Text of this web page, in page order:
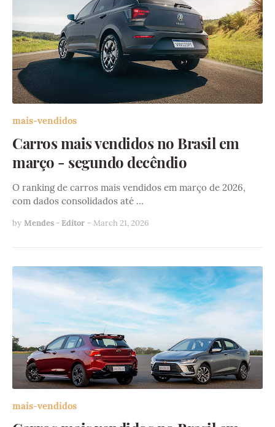
mais-vendidos
Carros mais vendidos no Brasil em
março - segundo decêndio
O ranking de carros mais vendidos em março de 2026,
com dados consolidados até …
by Mendes - Editor - March 21, 2026
mais-vendidos